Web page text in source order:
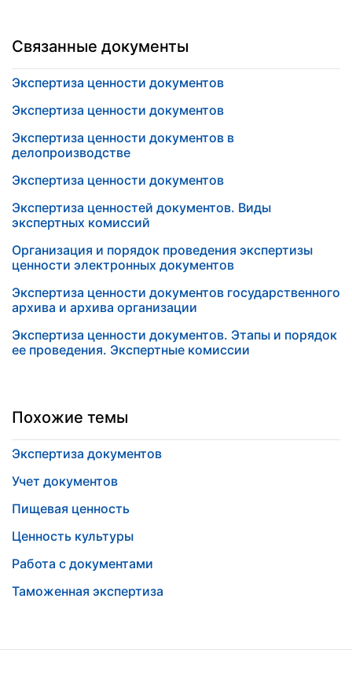
Связанные документы
Экспертиза ценности документов
Экспертиза ценности документов
Экспертиза ценности документов в
делопроизводстве
Экспертиза ценности документов
Экспертиза ценностей документов. Виды
экспертных комиссий
Организация и порядок проведения экспертизы
ценности электронных документов
Экспертиза ценности документов государственного
архива и архива организации
Экспертиза ценности документов. Этапы и порядок
ее проведения. Экспертные комиссии
Похожие темы
Экспертиза документов
Учет документов
Пищевая ценность
Ценность культуры
Работа с документами
Таможенная экспертиза